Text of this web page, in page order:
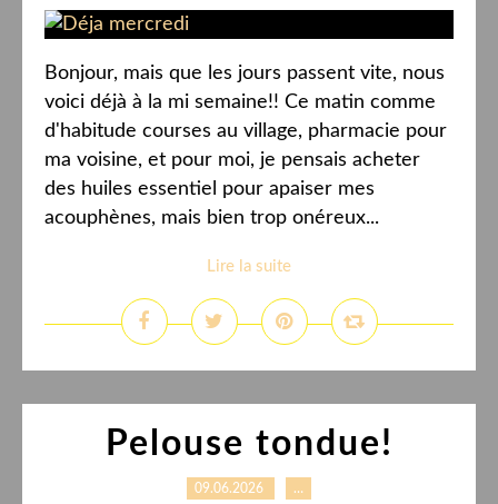
Bonjour, mais que les jours passent vite, nous
voici déjà à la mi semaine!! Ce matin comme
d'habitude courses au village, pharmacie pour
ma voisine, et pour moi, je pensais acheter
des huiles essentiel pour apaiser mes
acouphènes, mais bien trop onéreux...
Lire la suite
Pelouse tondue!
09.06.2026 …